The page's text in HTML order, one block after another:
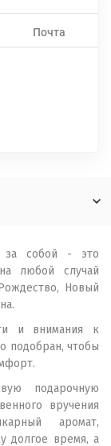
Почта
за собой - это
любой случай
Новый
и внимания к
подобран, чтобы
подарочную
вручения
аромат,
долгое время, а